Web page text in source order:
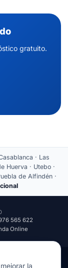
gratuito.
· Las
Huerva · Utebo ·
de Alfindén ·
565 622
Online
la